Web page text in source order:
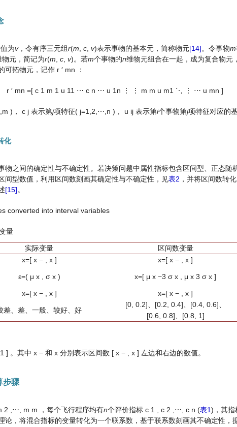
为v，令有序三元组r(m c v)表示事物的基本元，简称物元[14]。令事物m
物元，简记为r(m c v)。若m个事物的n维物元组合在一起，成为复合物元
可拓物元，记作 r ′ mn ：
r ′ mn =[ c 1 m 1 u 11 ⋯ c n ⋯ u 1 n ⋮ ⋮ m m u m1 ⋱ ⋮ ⋯ u mn ]
m )， c j 表示第j项特征( j=1 2 ⋯ n )， u ij 表示第i个事物第j项特征对应的
化
物之间的确定性与不确定性。若决策问题中属性指标包含区间型、正态随
间型数值，利用区间数刻画其确定性与不确定性，见表2 ，并将区间数转
[15]。
converted into interval variables
量
实际变量 区间数变量
x=[ x − x ] x=[ x − x ]
ε=( μ x σ x ) x=[ μ x −3 σ x μ x 3 σ x ]
x=[ x − x ] x=[ x − x ]
差、差、一般、较好、好
[0, 0.2]、[0.2, 0.4]、[0.4, 0.6]、
[0.6, 0.8]、[0.8, 1]
1 ] 。其中 x − 和 x 分别表示区间数 [ x − x ] 左边和右边的数值。
步骤
2 ⋯ m m ，每个飞行程序均有n个评价指标 c 1 c 2 ⋯ c n (表1)，其指
论，将混合指标的变量转化为一个联系数，基于联系数刻画其不确定性，